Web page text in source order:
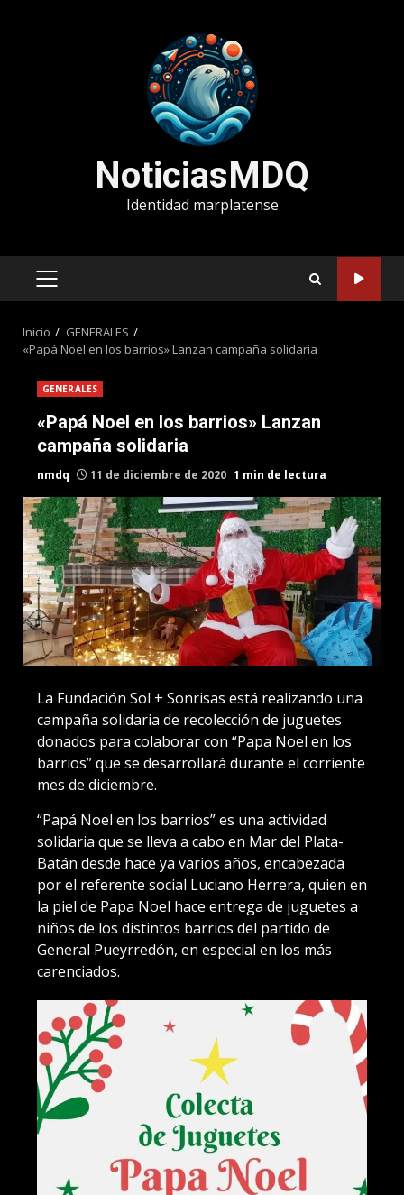
NoticiasMDQ
Identidad marplatense
MENÚ
Inicio
GENERALES
«Papá Noel en los barrios» Lanzan campaña solidaria
GENERALES
«Papá Noel en los barrios» Lanzan
campaña solidaria
nmdq 11 de diciembre de 2020 1 min de lectura
La Fundación Sol + Sonrisas está realizando una
campaña solidaria de recolección de juguetes
donados para colaborar con “Papa Noel en los
barrios” que se desarrollará durante el corriente
mes de diciembre.
“Papá Noel en los barrios” es una actividad
solidaria que se lleva a cabo en Mar del Plata-
Batán desde hace ya varios años, encabezada
por el referente social Luciano Herrera, quien en
la piel de Papa Noel hace entrega de juguetes a
niños de los distintos barrios del partido de
General Pueyrredón, en especial en los más
carenciados.